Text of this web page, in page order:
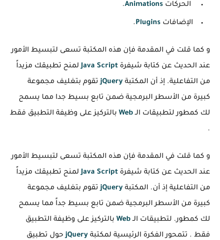
الحركات Animations
.
الإضافات Plugins
.
و كما قلت في المقدمة فإن هذه المكتبة تسعى لتبسيط الأمور
عند الحديث عن كتابة شيفرة Java Scriptلمنح تطبيقك مزيداً
من التفاعلية. إذ أن المكتبة jQueryتقوم بتغليف مجموعة
كبيرة من الأسطر البرمجية ضمن تابع بسيط جدا مما يسمح
لك كمطور لتطبيقات الـWeb بالتركيز على وظيفة التطبيق فقط
.
و كما قلت في المقدمة فإن هذه المكتبة تسعى لتبسيط الأمور
عند الحديث عن كتابة شيفرة Java Scriptلمنح تطبيقك مزيداً
من التفاعلية إذ أن. المكتبة jQueryتقوم بتغليف مجموعة
كبيرة من الأسطر البرمجية ضمن تابع بسيط جداً مما يسمح
لك كمطور. لتطبيقات الـWeb بالتركيز على وظيفة التطبيق
فقط . تتمحور الفكرة الرئيسية لمكتبة jQueryحول تطبيق